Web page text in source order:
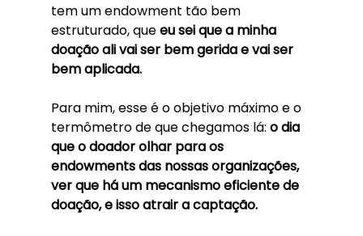
tem um endowment tão bem
estruturado, que eu sei que a minha
doação ali vai ser bem gerida e vai ser
bem aplicada.
Para mim, esse é o objetivo máximo e o
termômetro de que chegamos lá: o dia
que o doador olhar para os
endowments das nossas organizações,
ver que há um mecanismo eficiente de
doação, e isso atrair a captação.